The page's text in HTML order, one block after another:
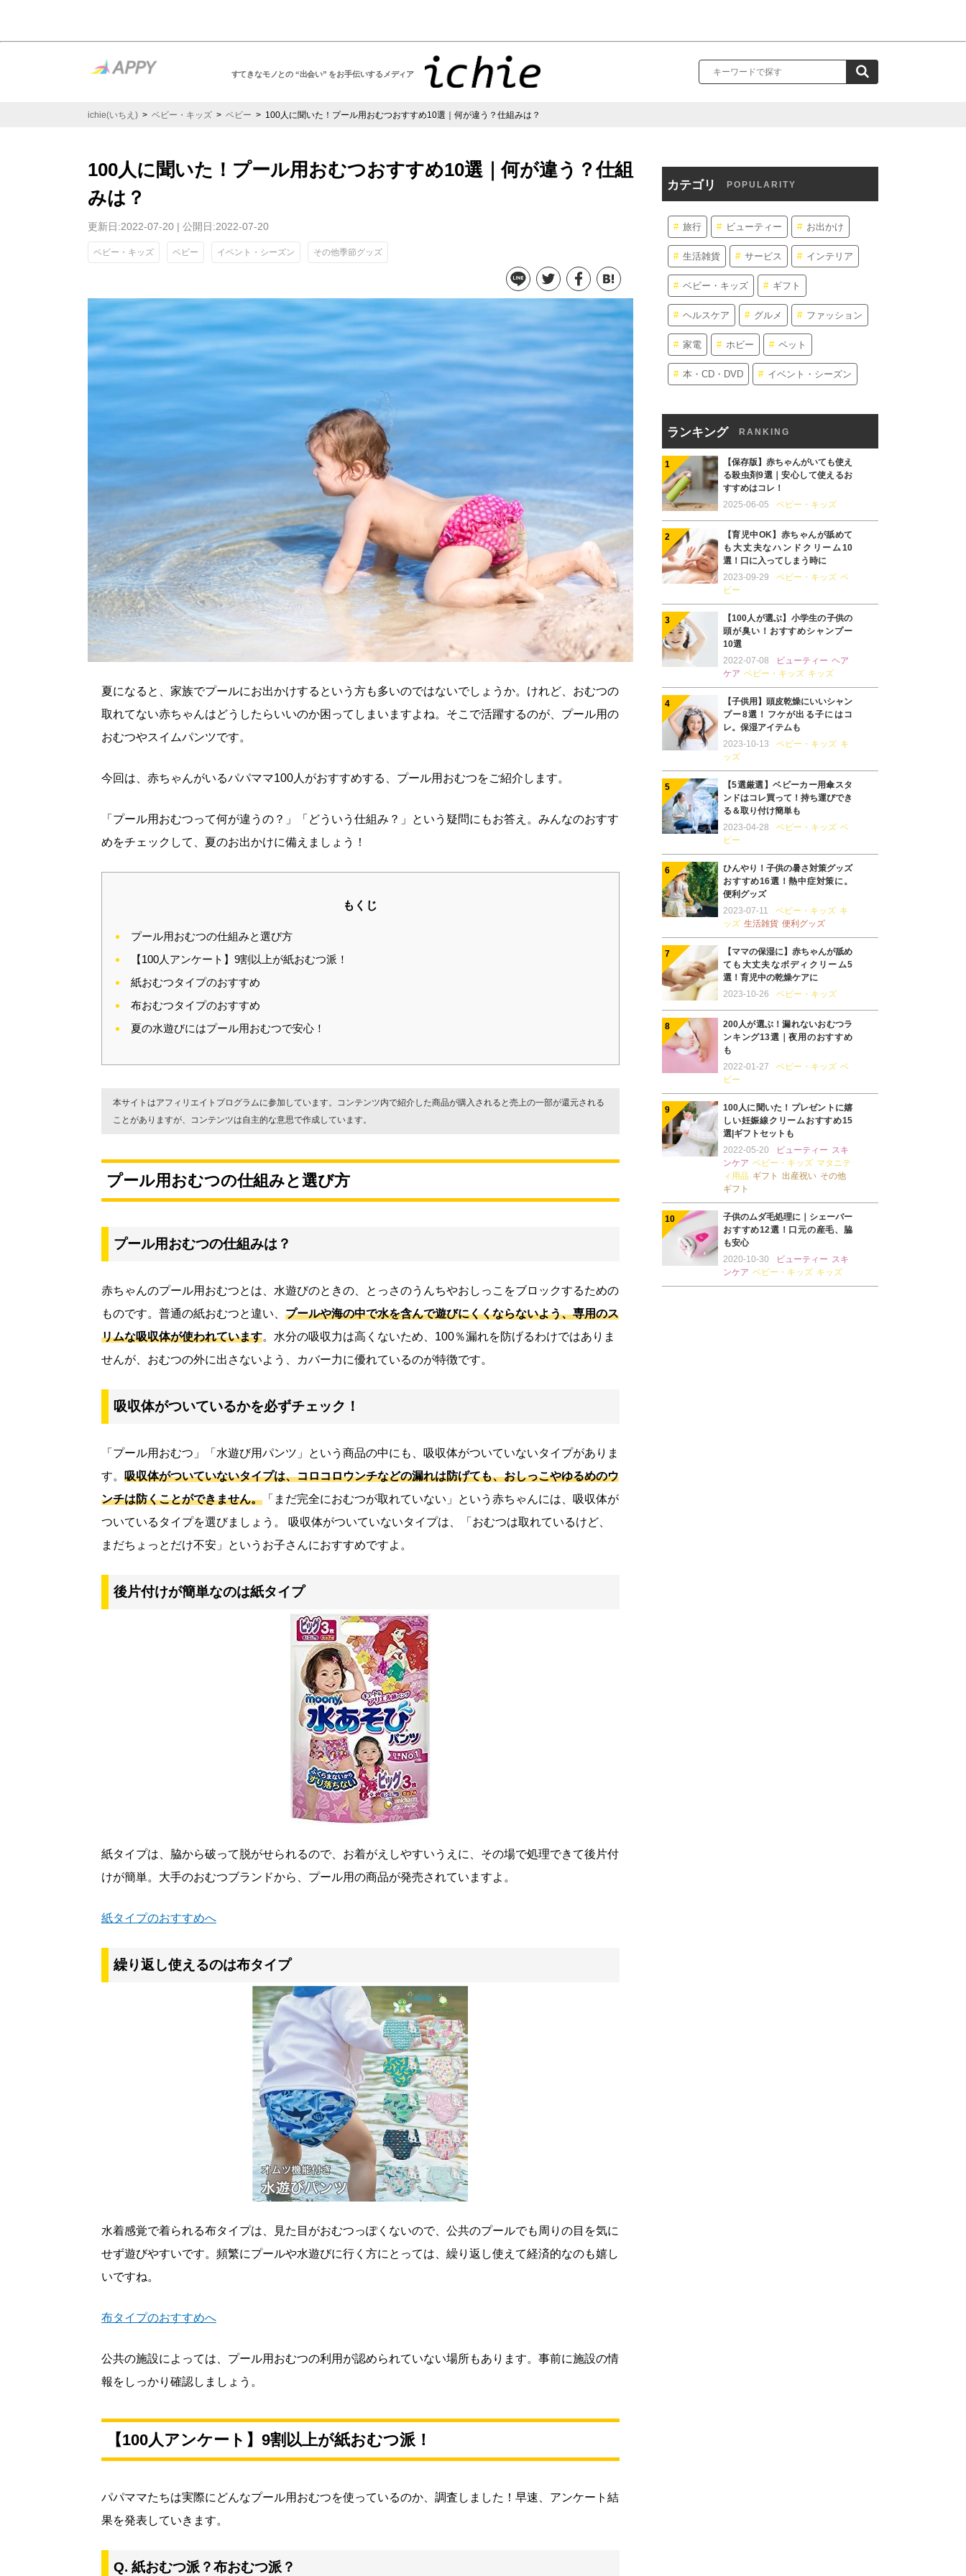
すてきなモノとの “出会い” をお手伝いするメディア
ichie(いちえ) > ベビー・キッズ > ベビー > 100人に聞いた！プール用おむつおすすめ10選｜何が違う？仕組みは？
100人に聞いた！プール用おむつおすすめ10選｜何が違う？仕組
みは？
更新日:2022-07-20 | 公開日:2022-07-20
ベビー・キッズ ベビー イベント・シーズン その他季節グッズ
夏になると、家族でプールにお出かけするという方も多いのではないでしょうか。けれど、おむつの
取れてない赤ちゃんはどうしたらいいのか困ってしまいますよね。そこで活躍するのが、プール用の
おむつやスイムパンツです。
今回は、赤ちゃんがいるパパママ100人がおすすめする、プール用おむつをご紹介します。
「プール用おむつって何が違うの？」「どういう仕組み？」という疑問にもお答え。みんなのおすす
めをチェックして、夏のお出かけに備えましょう！
もくじ
プール用おむつの仕組みと選び方
【100人アンケート】9割以上が紙おむつ派！
紙おむつタイプのおすすめ
布おむつタイプのおすすめ
夏の水遊びにはプール用おむつで安心！
本サイトはアフィリエイトプログラムに参加しています。コンテンツ内で紹介した商品が購入されると売上の一部が還元される
ことがありますが、コンテンツは自主的な意思で作成しています。
プール用おむつの仕組みと選び方
プール用おむつの仕組みは？
赤ちゃんのプール用おむつとは、水遊びのときの、とっさのうんちやおしっこをブロックするための
ものです。普通の紙おむつと違い、 プールや海の中で水を含んで遊びにくくならないよう、専用のス
リムな吸収体が使われています。水分の吸収力は高くないため、100％漏れを防げるわけではありま
せんが、おむつの外に出さないよう、カバー力に優れているのが特徴です。
吸収体がついているかを必ずチェック！
「プール用おむつ」「水遊び用パンツ」という商品の中にも、吸収体がついていないタイプがありま
す。 吸収体がついていないタイプは、コロコロウンチなどの漏れは防げても、おしっこやゆるめのウ
ンチは防くことができません。「まだ完全におむつが取れていない」という赤ちゃんには、吸収体が
ついているタイプを選びましょう。 吸収体がついていないタイプは、「おむつは取れているけど、
まだちょっとだけ不安」というお子さんにおすすめですよ。
後片付けが簡単なのは紙タイプ
紙タイプは、脇から破って脱がせられるので、お着がえしやすいうえに、その場で処理できて後片付
けが簡単。大手のおむつブランドから、プール用の商品が発売されていますよ。
紙タイプのおすすめへ
繰り返し使えるのは布タイプ
水着感覚で着られる布タイプは、見た目がおむつっぽくないので、公共のプールでも周りの目を気に
せず遊びやすいです。頻繁にプールや水遊びに行く方にとっては、繰り返し使えて経済的なのも嬉し
いですね。
布タイプのおすすめへ
公共の施設によっては、プール用おむつの利用が認められていない場所もあります。事前に施設の情
報をしっかり確認しましょう。
【100人アンケート】9割以上が紙おむつ派！
パパママたちは実際にどんなプール用おむつを使っているのか、調査しました！早速、アンケート結
果を発表していきます。
Q. 紙おむつ派？布おむつ派？
カテゴリ POPULARITY
旅行 ビューティー お出かけ
生活雑貨 サービス インテリア
ベビー・キッズ ギフト
ヘルスケア グルメ ファッション
家電 ホビー ペット
本・CD・DVD イベント・シーズン
ランキング RANKING
【保存版】赤ちゃんがいても使え
る殺虫剤9選｜安心して使えるお
すすめはコレ！
2025-06-05
ベビー・キッズ
【育児中OK】赤ちゃんが舐めて
も大丈夫なハンドクリーム10
選！口に入ってしまう時に
2023-09-29
ベビー・キッズ ベ
ビー
【100人が選ぶ】小学生の子供の
頭が臭い！おすすめシャンプー
10選
2022-07-08
ビューティー ヘア
ケア ベビー・キッズ キッズ
【子供用】頭皮乾燥にいいシャン
プー8選！フケが出る子にはコ
レ。保湿アイテムも
2023-10-13
ベビー・キッズ キ
ッズ
【5選厳選】ベビーカー用傘スタ
ンドはコレ買って！持ち運びでき
る＆取り付け簡単も
2023-04-28
ベビー・キッズ ベ
ビー
ひんやり！子供の暑さ対策グッズ
おすすめ16選！熱中症対策に。
便利グッズ
2023-07-11
ベビー・キッズ キ
ッズ 生活雑貨 便利グッズ
【ママの保湿に】赤ちゃんが舐め
ても大丈夫なボディクリーム5
選！育児中の乾燥ケアに
2023-10-26
ベビー・キッズ
200人が選ぶ！漏れないおむつラ
ンキング13選｜夜用のおすすめ
も
2022-01-27
ベビー・キッズ ベ
ビー
100人に聞いた！プレゼントに嬉
しい妊娠線クリームおすすめ15
選|ギフトセットも
2022-05-20
ビューティー スキ
ンケア ベビー・キッズ マタニテ
ィ用品 ギフト 出産祝い その他
ギフト
子供のムダ毛処理に｜シェーバー
おすすめ12選！口元の産毛、脇
も安心
2020-10-30
ビューティー スキ
ンケア ベビー・キッズ キッズ